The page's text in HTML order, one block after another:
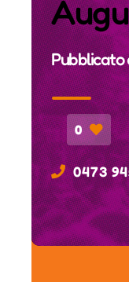
Pubblicato
0
0473